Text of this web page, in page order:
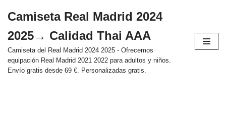
al
contenido
Camiseta Real Madrid 2024
2025→ Calidad Thai AAA
Camiseta del Real Madrid 2024 2025 - Ofrecemos
equipación Real Madrid 2021 2022 para adultos y niños.
Envío gratis desde 69 €. Personalizadas gratis.